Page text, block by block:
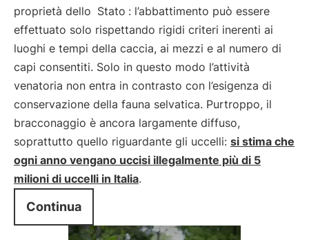
proprietà dello Stato : l’abbattimento può essere
effettuato solo rispettando rigidi criteri inerenti ai
luoghi e tempi della caccia, ai mezzi e al numero di
capi consentiti. Solo in questo modo l’attività
venatoria non entra in contrasto con l’esigenza di
conservazione della fauna selvatica. Purtroppo, il
bracconaggio è ancora largamente diffuso,
soprattutto quello riguardante gli uccelli: si stima che
ogni anno vengano uccisi illegalmente più di 5
milioni di uccelli in Italia.
Continua